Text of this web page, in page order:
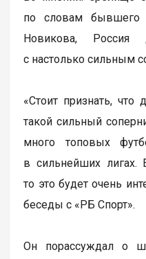
по словам бывшего
Новикова, Россия
с настолько сильным
«Стоит признать, что
такой сильный
много топовых
в сильнейших лигах.
то это будет очень
беседы с «РБ Спорт».
Он порассуждал о